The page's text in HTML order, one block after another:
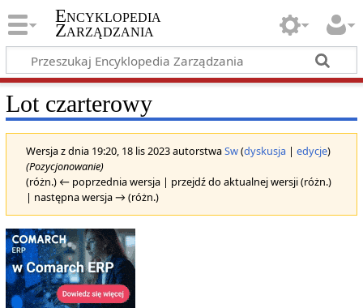
Encyklopedia
Zarządzania
Lot czarterowy
Wersja z dnia 19:20, 18 lis 2023 autorstwaSw(dyskusja| edycje)
(Pozycjonowanie)
(różn.) ← poprzednia wersja | przejdź do aktualnej wersji (różn.)
| następna wersja → (różn.)